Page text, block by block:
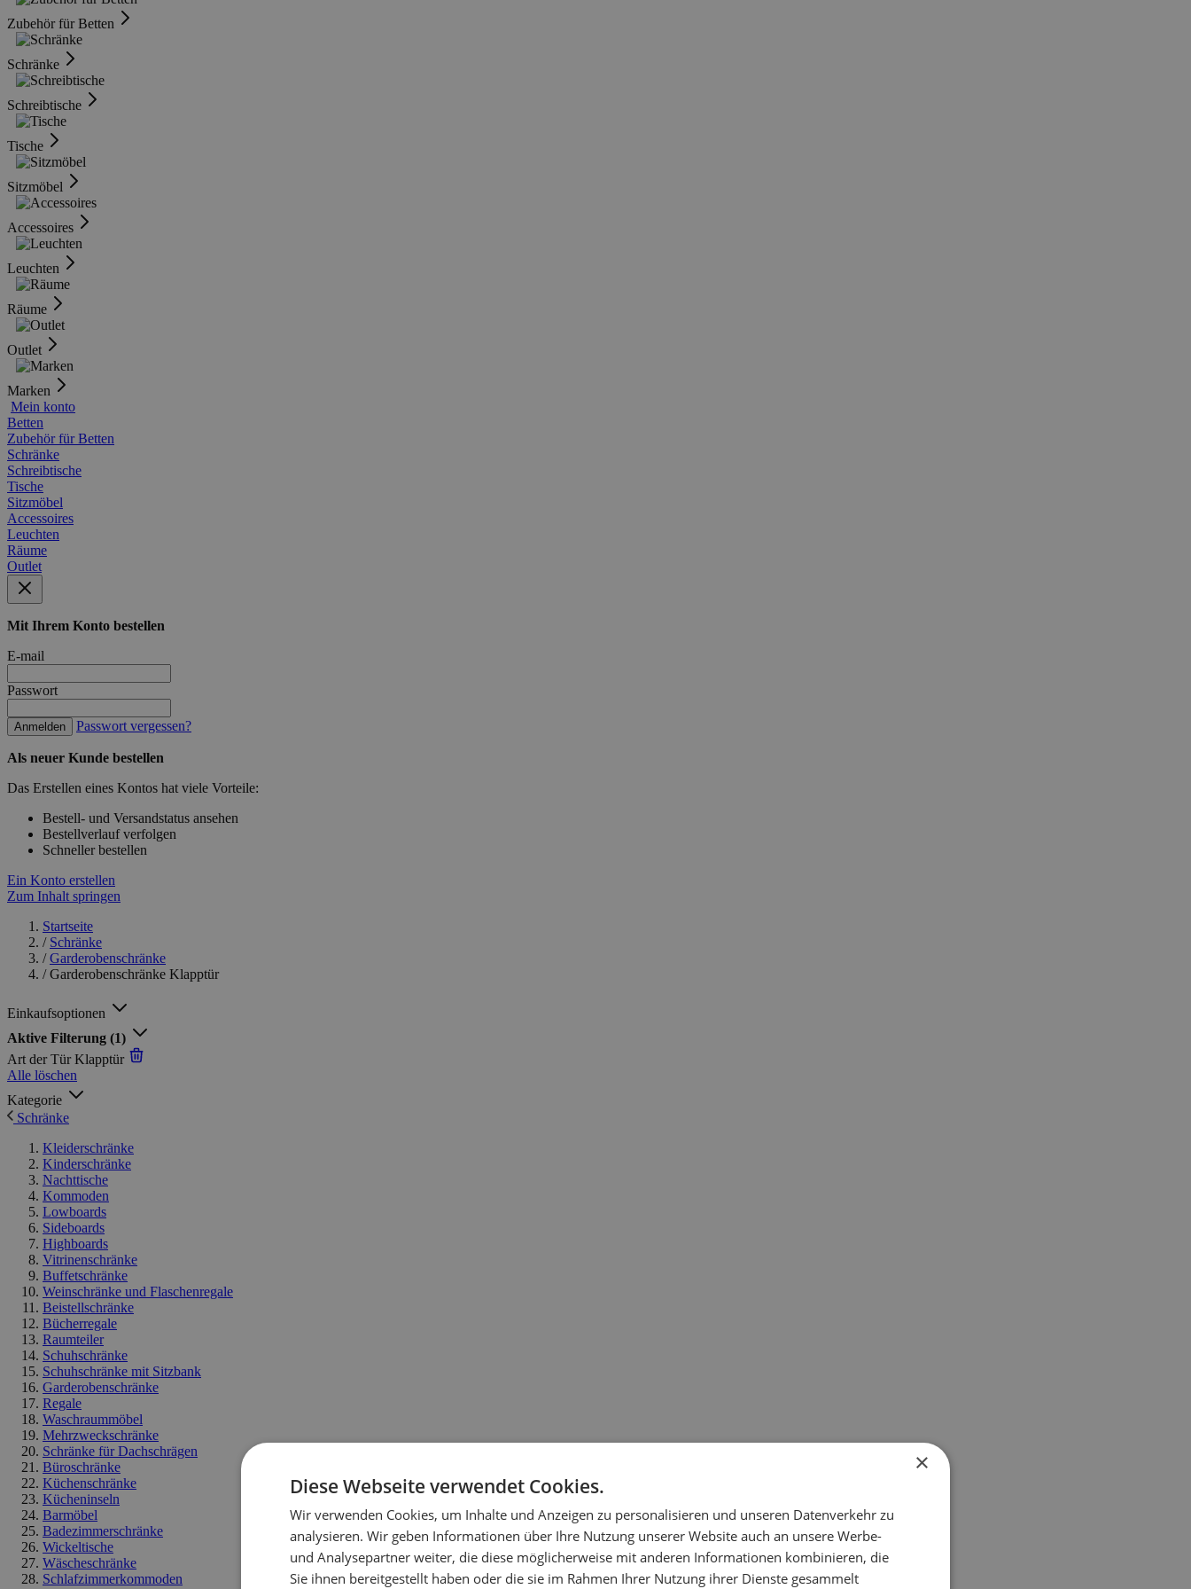
Zubehör für Betten
Schränke
Schreibtische
Tische
Sitzmöbel
Accessoires
Leuchten
Räume
Outlet
Marken
Mein konto
Betten
Zubehör für Betten
Schränke
Schreibtische
Tische
Sitzmöbel
Accessoires
Leuchten
Räume
Outlet
Mit Ihrem Konto bestellen
E-mail
Passwort
Anmelden Passwort vergessen?
Als neuer Kunde bestellen
Das Erstellen eines Kontos hat viele Vorteile:
Bestell- und Versandstatus ansehen
Bestellverlauf verfolgen
Schneller bestellen
Ein Konto erstellen
Zum Inhalt springen
Startseite
/ Schränke
/ Garderobenschränke
/ Garderobenschränke Klapptür
Einkaufsoptionen
Aktive Filterung (1)
Art der Tür Klapptür
Alle löschen
Kategorie
Schränke
Kleiderschränke
Kinderschränke
Nachttische
Kommoden
Lowboards
Sideboards
Highboards
Vitrinenschränke
Buffetschränke
Weinschränke und Flaschenregale
Beistellschränke
Bücherregale
Raumteiler
Schuhschränke
Schuhschränke mit Sitzbank
Garderobenschränke
Regale
Waschraummöbel
Mehrzweckschränke
Schränke für Dachschrägen
Büroschränke
Küchenschränke
Kücheninseln
Barmöbel
Badezimmerschränke
Wickeltische
Wäscheschränke
Schlafzimmerkommoden
×
Diese Webseite verwendet Cookies.
Wir verwenden Cookies, um Inhalte und Anzeigen zu personalisieren und unseren Datenverkehr zu
analysieren. Wir geben Informationen über Ihre Nutzung unserer Website auch an unsere Werbe-
und Analysepartner weiter, die diese möglicherweise mit anderen Informationen kombinieren, die
Sie ihnen bereitgestellt haben oder die sie im Rahmen Ihrer Nutzung ihrer Dienste gesammelt